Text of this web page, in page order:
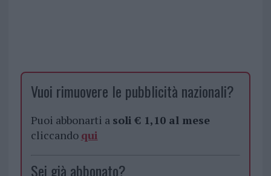
Vuoi rimuovere le pubblicità nazionali?
Puoi abbonarti a soli € 1,10 al mese
cliccando qui
Sei già abbonato?